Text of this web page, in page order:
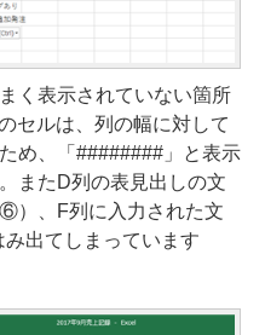
く表示されていない箇所
セルは、列の幅に対して
め、「########」と表示
またD列の表見出しの文
）、F列に入力された文
出てしまっています